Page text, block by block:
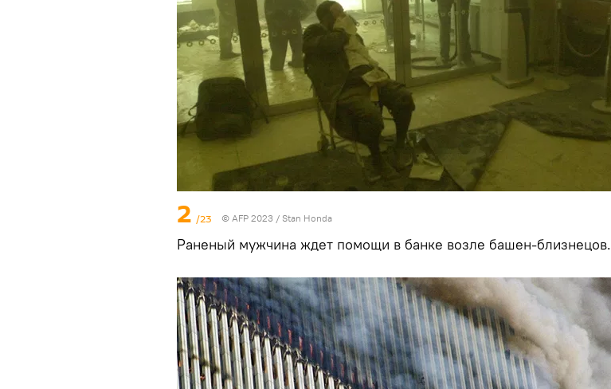
2 /23 © AFP 2023 / Stan Honda
Раненый мужчина ждет помощи в банке возле башен-близнецов.